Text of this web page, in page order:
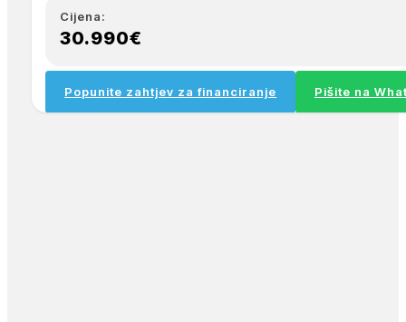
Cijena:
30.990€
Popunite zahtjev za financiranje Pišite na